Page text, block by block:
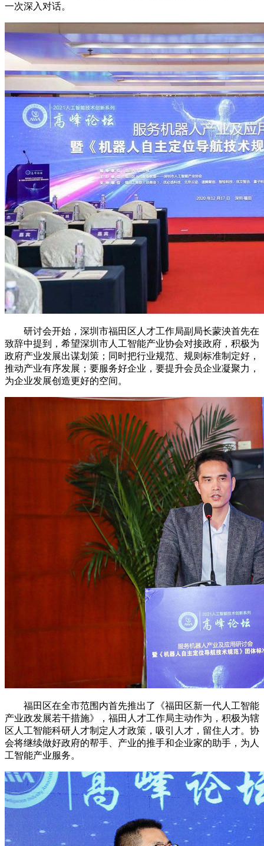
一次深入对话。
研讨会开始，深圳市福田区人才工作局副局长蒙泱首先在
致辞中提到，希望深圳市人工智能产业协会对接政府，积极为
政府产业发展出谋划策；同时把行业规范、规则标准制定好，
推动产业有序发展；要服务好企业，要提升会员企业凝聚力，
为企业发展创造更好的空间。
福田区在全市范围内首先推出了《福田区新一代人工智能
产业政发展若干措施》，福田人才工作局主动作为，积极为辖
区人工智能科研人才制定人才政策，吸引人才，留住人才。协
会将继续做好政府的帮手、产业的推手和企业家的助手，为人
工智能产业服务。